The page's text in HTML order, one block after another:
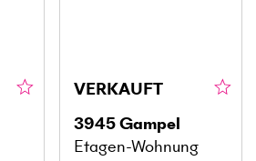
VERKAUFT
3945Gampel
Etagen-Wohnung